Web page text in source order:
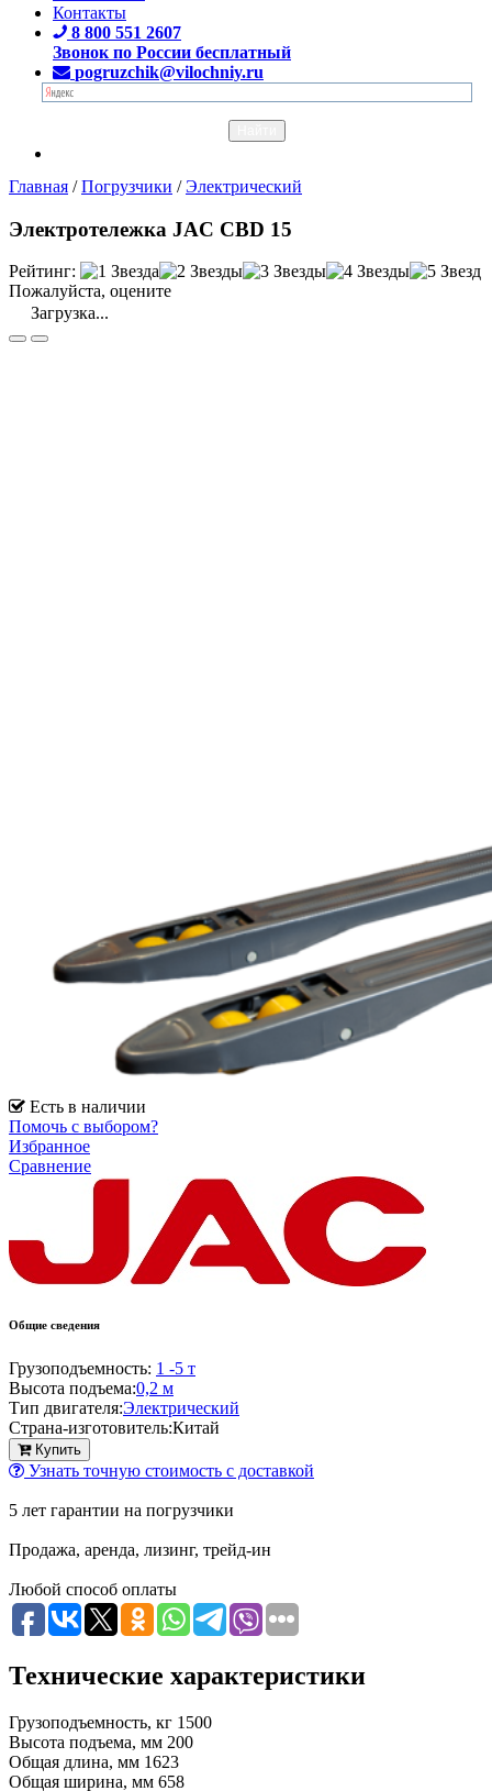
Контакты
8 800 551 2607
Звонок по России бесплатный
pogruzchik@vilochniy.ru
Главная /Погрузчики /Электрический
Электротележка JAC CBD 15
Рейтинг:
Пожалуйста, оцените
Загрузка...
Есть в наличии
Помочь с выбором?
Избранное
Сравнение
Общие сведения
Грузоподъемность: 1 -5 т
Высота подъема:0,2 м
Тип двигателя:Электрический
Страна-изготовитель:Китай
Купить
Узнать точную стоимость с доставкой
5 лет гарантии на погрузчики
Продажа, аренда, лизинг, трейд-ин
Любой способ оплаты
Технические характеристики
Грузоподъемность, кг 1500
Высота подъема, мм 200
Общая длина, мм 1623
Общая ширина, мм 658